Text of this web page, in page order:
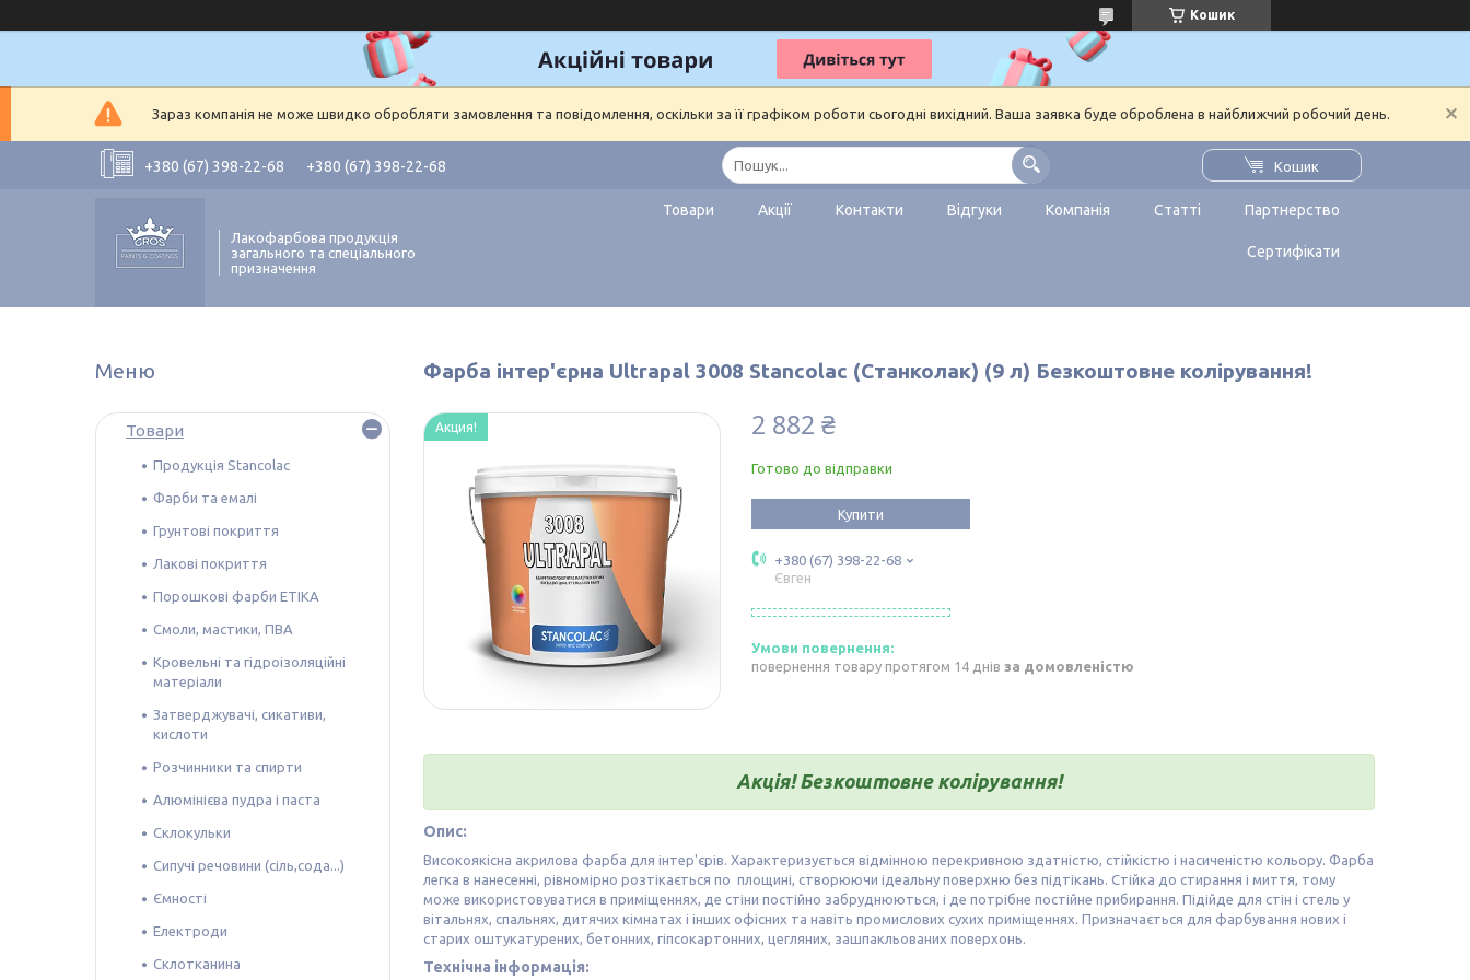
Кошик
Зараз компанія не може швидко обробляти замовлення та повідомлення, оскільки за її графіком роботи сьогодні вихідний. Ваша заявка буде оброблена в найближчий робочий день.
+380 (67) 398-22-68 +380 (67) 398-22-68 Кошик
Лакофарбова продукція
загального та спеціального
призначення
Товари Акції Контакти Відгуки Компанія Статті Партнерство
Сертифікати
Фарба інтер'єрна Ultrapal 3008 Stancolac (Станколак) (9 л) Безкоштовне колірування!
Акция! 2 882 ₴
Готово до відправки
Купити
+380 (67) 398-22-68
Євген
повернення товару протягом 14 днів за домовленістю
Акція! Безкоштовне колірування!
Опис:
Високоякісна акрилова фарба для інтер'єрів. Характеризується відмінною перекривною здатністю, стійкістю і насиченістю кольору. Фарба
легка в нанесенні, рівномірно розтікається по площині, створюючи ідеальну поверхню без підтікань. Стійка до стирання і миття, тому
може використовуватися в приміщеннях, де стіни постійно забруднюються, і де потрібне постійне прибирання. Підійде для стін і стель у
вітальнях, спальнях, дитячих кімнатах і інших офісних та навіть промислових сухих приміщеннях. Призначається для фарбування нових і
старих оштукатурених, бетонних, гіпсокартонних, цегляних, зашпакльованих поверхонь.
Технічна інформація:
Товари
Продукція Stancolac
Фарби та емалі
Грунтові покриття
Лакові покриття
Порошкові фарби ETIKA
Смоли, мастики, ПВА
Кровельні та гідроізоляційні
матеріали
Затверджувачі, сикативи,
кислоти
Розчинники та спирти
Алюмінієва пудра і паста
Склокульки
Сипучі речовини (сіль,сода...)
Ємності
Електроди
Склотканина